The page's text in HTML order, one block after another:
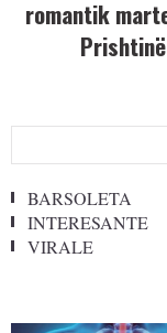
romantik
Prishtinë
BARSOLETA
INTERESANTE
VIRALE